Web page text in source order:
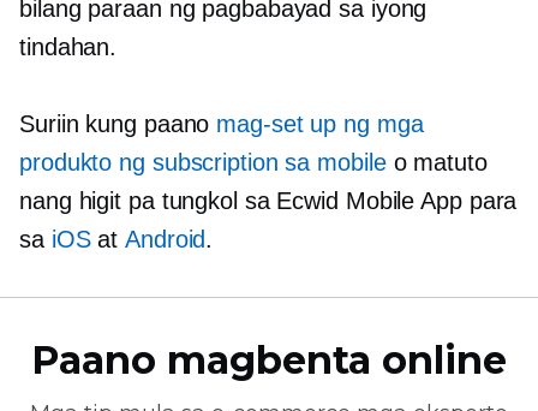
bilang paraan ng pagbabayad sa iyong
tindahan.
Suriin kung paano mag-set up ng mga
produkto ng subscription sa mobileo matuto
nang higit pa tungkol sa Ecwid Mobile App para
sa iOSatAndroid.
Paano magbenta online